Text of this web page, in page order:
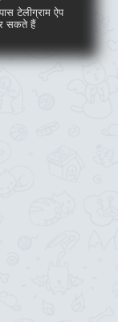
टेलीग्राम ऐप
सकते हैं